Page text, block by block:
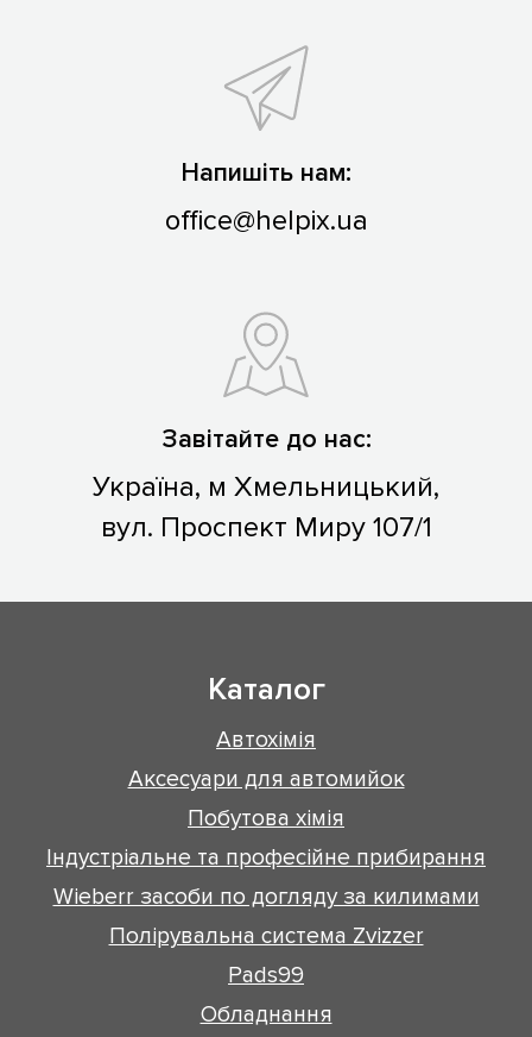
Напишіть нам:
office@helpix.ua
Завітайте до нас:
Україна, м Хмельницький,
вул. Проспект Миру 107/1
Каталог
Автохімія
Аксесуари для автомийок
Побутова хімія
Індустріальне та професійне прибирання
Wieberr засоби по догляду за килимами
Полірувальна система Zvizzer
Pads99
Обладнання